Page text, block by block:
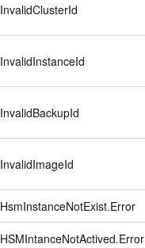
InvalidClusterId
InvalidInstanceId
InvalidBackupId
InvalidImageId
HsmInstanceNotExist.Error
HSMIntanceNotActived.Error